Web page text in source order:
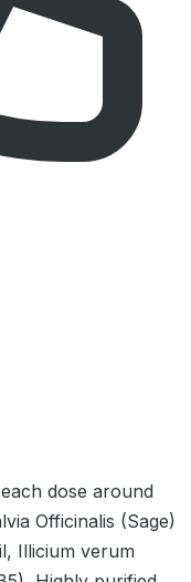
dose around
Officinalis (Sage)
Illicium verum